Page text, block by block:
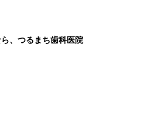
、つるまち歯科医院